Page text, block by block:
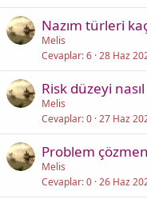
Nazım türleri
Melis
Cevaplar 6 28 Haz
Risk düzeyi
Melis
Cevaplar 0 27 Haz
Problem
Melis
Cevaplar 0 26 Haz